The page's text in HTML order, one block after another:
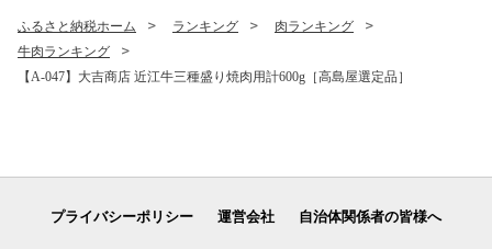
ふるさと納税ホーム ランキング
肉ランキング
牛肉ランキング
【A-047】大吉商店 近江牛三種盛り焼肉用計600g［高島屋選定品］
プライバシーポリシー 運営会社 自治体関係者の皆様へ